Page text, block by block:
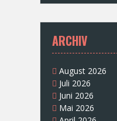
ARCHIV
August 2026
Juli 2026
Juni 2026
Mai 2026